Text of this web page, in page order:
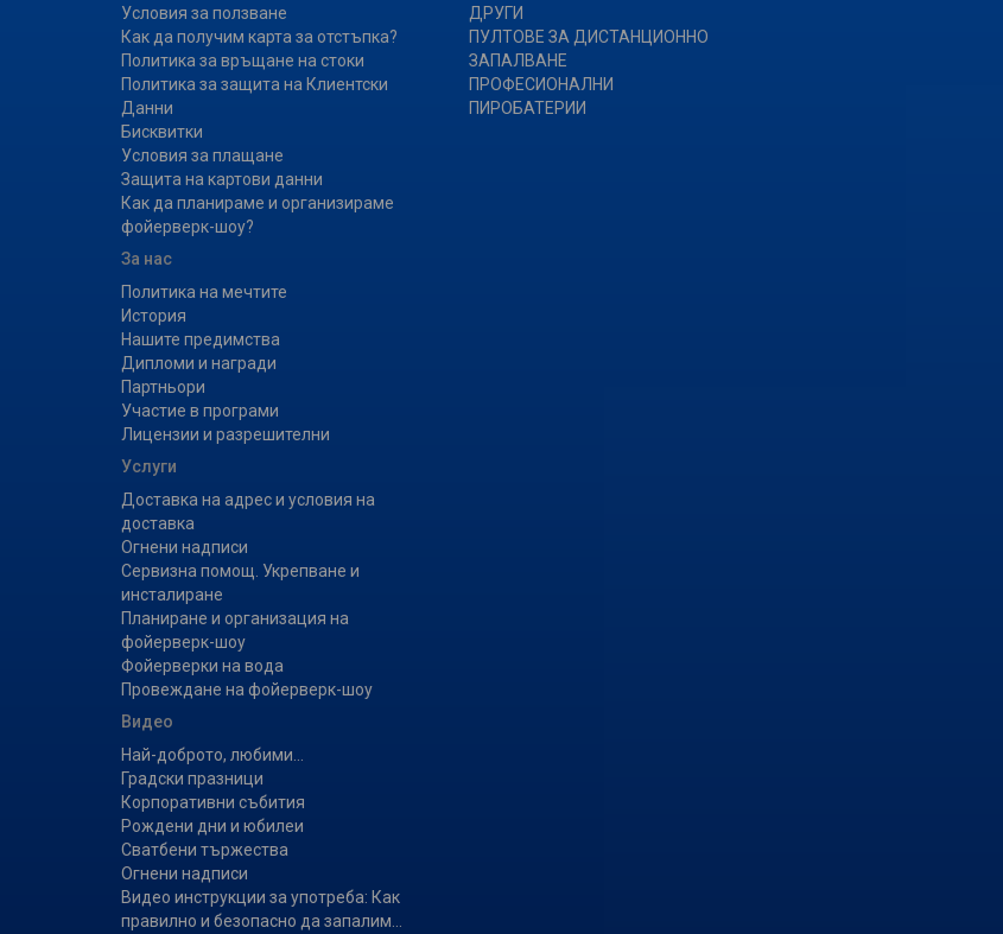
Условия за ползване
Как да получим карта за отстъпка?
Политика за връщане на стоки
Политика за защита на Клиентски
Данни
Бисквитки
Условия за плащане
Защита на картови данни
Как да планираме и организираме
фойерверк-шоу?
За нас
Политика на мечтите
История
Нашите предимства
Дипломи и награди
Партньори
Участие в програми
Лицензии и разрешителни
Услуги
Доставка на адрес и условия на
доставка
Огнени надписи
Сервизна помощ. Укрепване и
инсталиране
Планиране и организация на
фойерверк-шоу
Фойерверки на вода
Провеждане на фойерверк-шоу
Видео
Най-доброто, любими...
Градски празници
Корпоративни събития
Рождени дни и юбилеи
Сватбени тържества
Огнени надписи
Видео инструкции за употреба: Как
правилно и безопасно да запалим...
ДРУГИ
ПУЛТОВЕ ЗА ДИСТАНЦИОННО
ЗАПАЛВАНЕ
ПРОФЕСИОНАЛНИ
ПИРОБАТЕРИИ